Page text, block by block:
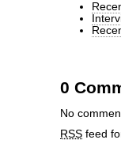
0
No
RSS feed